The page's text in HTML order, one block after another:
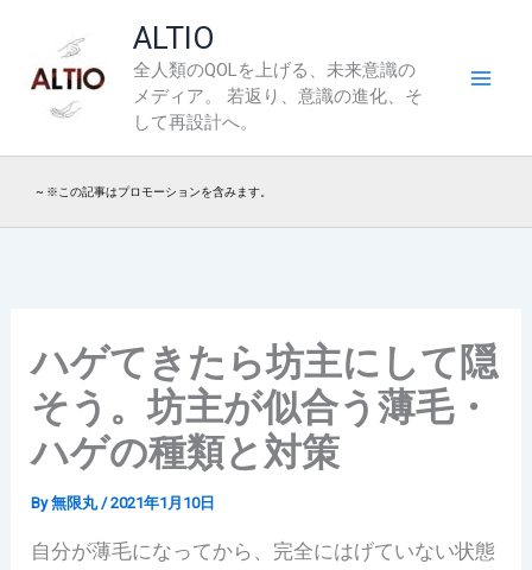
ALTIO
全人類のQOLを上げる、未来意識の
メディア。 若返り、意識の進化、そ
して再設計へ。
~ ※この記事はプロモーションを含みます。
ハゲてきたら坊主にして隠
そう。坊主が似合う薄毛・
ハゲの種類と対策
By無限丸 /2021年1月10日
自分が薄毛になってから、完全にはげていない状態